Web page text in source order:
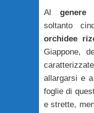
Al genere
soltanto
orchidee
Giappone,
allargarsi e
foglie di
e strette,